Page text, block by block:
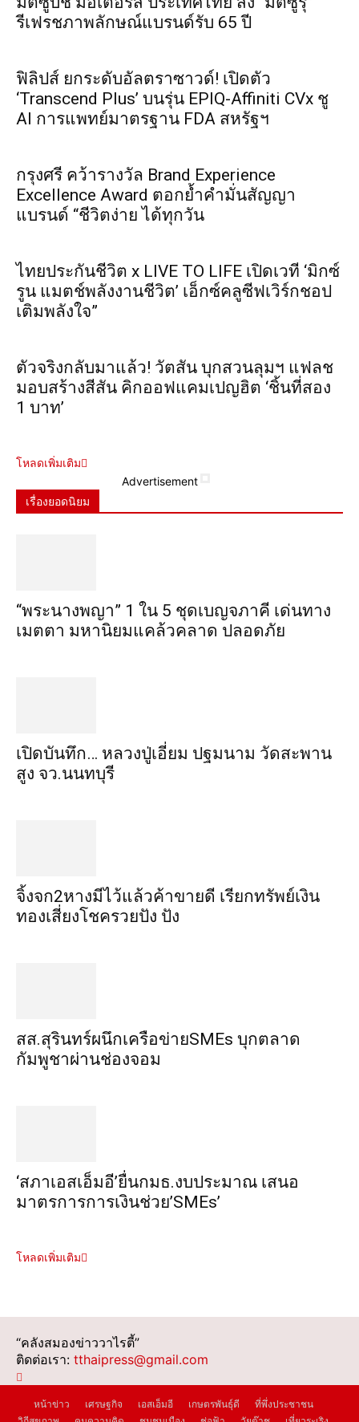
รีเฟรชภาพลักษณ์แบรนด์รับ 65 ปี
ฟิลิปส์ ยกระดับอัลตราซาวด์! เปิดตัว
‘Transcend Plus’ บนรุ่น EPIQ-Affiniti CVx ชู
AI การแพทย์มาตรฐาน FDA สหรัฐฯ
กรุงศรี คว้ารางวัล Brand Experience
Excellence Award ตอกย้ำคำมั่นสัญญา
แบรนด์ “ชีวิตง่าย ได้ทุกวัน
ไทยประกันชีวิต x LIVE TO LIFE เปิดเวที ‘มิกซ์
รูน แมตช์พลังงานชีวิต’ เอ็กซ์คลูซีฟเวิร์กชอป
เติมพลังใจ”
ตัวจริงกลับมาแล้ว! วัตสัน บุกสวนลุมฯ แฟลช
มอบสร้างสีสัน คิกออฟแคมเปญฮิต ‘ชิ้นที่สอง
1 บาท’
โหลดเพิ่มเติม
Advertisement
เรื่องยอดนิยม
“พระ​นาง​พญา” 1 ใน 5​ ชุดเบญจ​ภาคี​ เด่นทาง
เมตตา​ มหา​นิยม​แคล้วคลาด​ ปลอดภัย​
เปิดบันทึก… หลวงปู่เอี่ยม ​ปฐม​นาม​ วัดสะพาน
สูง​ จว.นนทบุรี
จิ้งจก​2​หาง​มีไว้แล้ว​ค้าขาย​ดี​ เรียก​ทรัพย์เงิน
ทอง​เสี่ยงโชค​รวยปัง​ ปัง​
สส.สุรินทร์ผนึกเครือข่ายSMEs บุกตลาด
กัมพูชาผ่านช่องจอม
‘สภาเอสเอ็มอี’ยื่นกมธ.งบประมาณ เสนอ
มาตรการการเงินช่วย’SMEs’
โหลดเพิ่มเติม
“คลังสมองข่าววาไรตี้”
ติดต่อเรา: tthaipress@gmail.com
หน้าข่าว เศรษฐกิจ เอสเอ็มอี เกษตรพันธุ์ดี
ที่พึ่งประชาชน